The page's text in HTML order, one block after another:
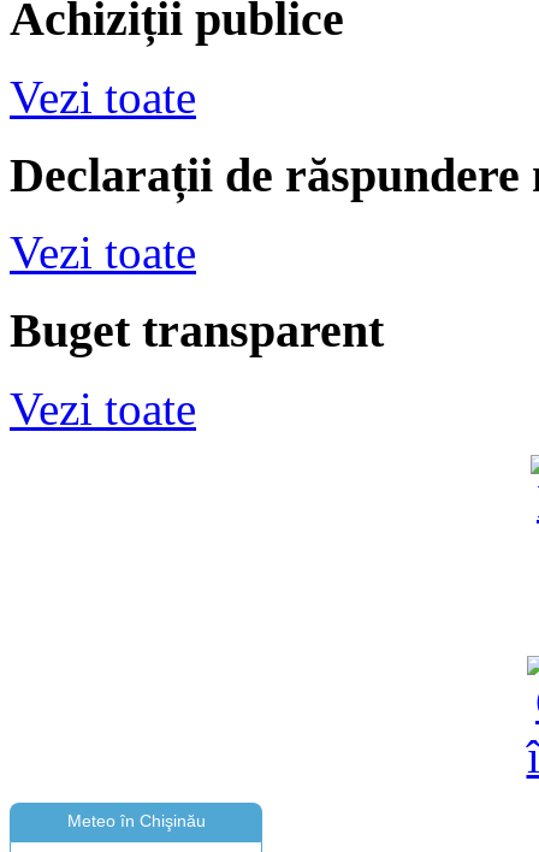
Achiziții publice
Vezi toate
Declarații de răspundere
Vezi toate
Buget transparent
Vezi toate
Meteo în Chişinău